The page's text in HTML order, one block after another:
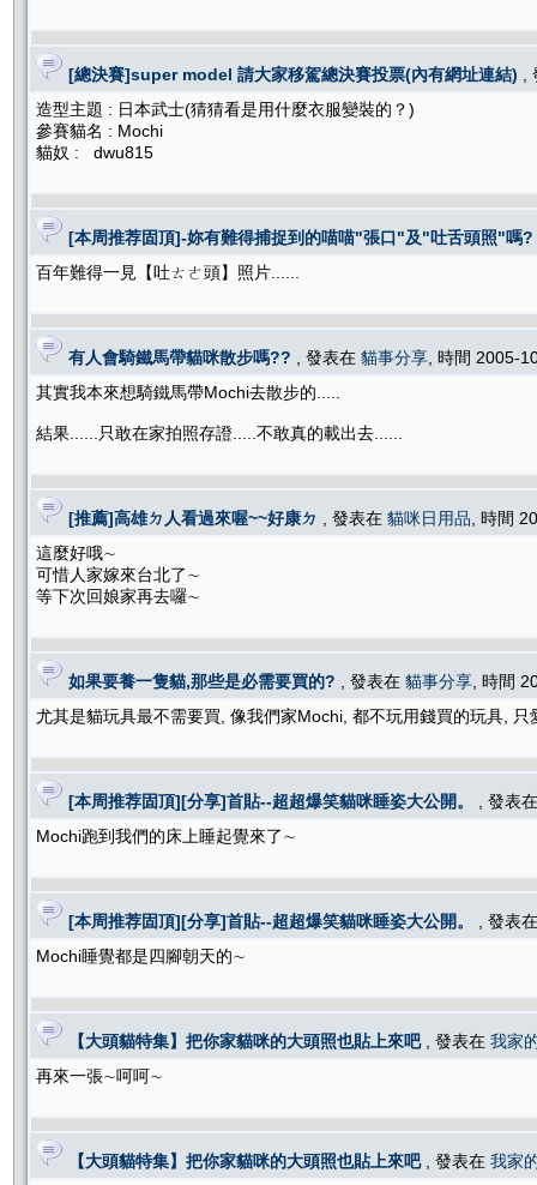
[總決賽]super model 請大家移駕總決賽投票(內有網址連結)
造型主題 : 日本武士(猜猜看是用什麼衣服變裝的？)
參賽貓名 : Mochi
貓奴 : dwu815
[本周推荐固頂]-妳有難得捕捉到的喵喵"張口"及"吐舌頭照"嗎?
百年難得一見【吐ㄊㄜ頭】照片......
有人會騎鐵馬帶貓咪散步嗎?? , 發表在 貓事分享 , 時間 2005-
其實我本來想騎鐵馬帶Mochi去散步的.....
結果......只敢在家拍照存證.....不敢真的載出去......
[推薦]高雄ㄉ人看過來喔~~好康ㄉ , 發表在 貓咪日用品 , 時間
這麼好哦∼
可惜人家嫁來台北了∼
等下次回娘家再去囉∼
如果要養一隻貓,那些是必需要買的? , 發表在 貓事分享 , 時間
尤其是貓玩具最不需要買, 像我們家Mochi, 都不玩用錢買的玩具,
[本周推荐固頂][分享]首貼--超超爆笑貓咪睡姿大公開。
, 發表
Mochi跑到我們的床上睡起覺來了∼
[本周推荐固頂][分享]首貼--超超爆笑貓咪睡姿大公開。
, 發表
Mochi睡覺都是四腳朝天的∼
【大頭貓特集】把你家貓咪的大頭照也貼上來吧 , 發表在 我家
再來一張∼呵呵∼
【大頭貓特集】把你家貓咪的大頭照也貼上來吧 , 發表在 我家